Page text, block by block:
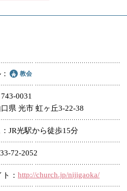
教会
0031
口県 光市 虹ヶ丘3-22-38
JR光駅から徒歩15分
72-2052
ト http://church.jp/nijigaoka/